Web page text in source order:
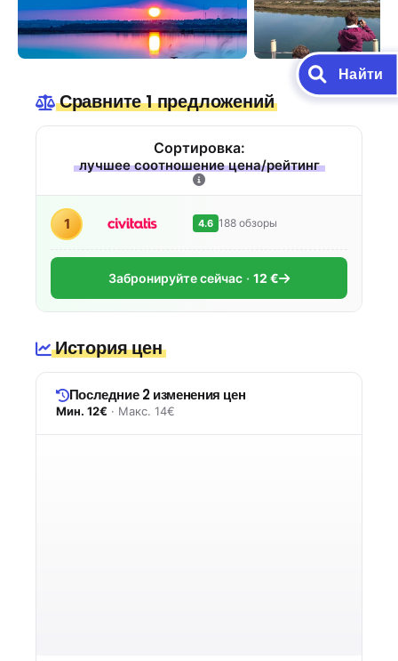
Сравните 1 предложений
Сортировка:
лучшее соотношение цена/рейтинг
1 4.6 188 обзоры
Забронируйте сейчас 12 €
История цен
Последние 2 изменения цен
Мин. 12€ · Макс. 14€
Найти